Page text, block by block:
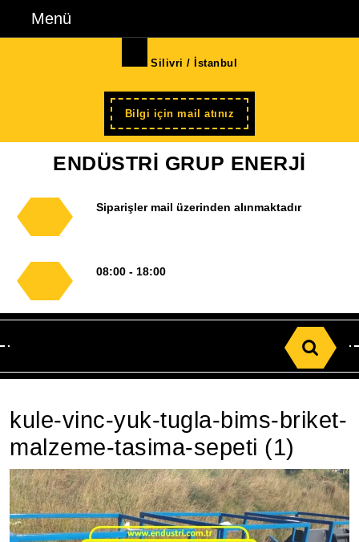
Menü
Silivri / İstanbul
Bilgi için mail atınız Şimdi
kayıt
ENDÜSTRİ GRUP ENERJİ
Siparişler mail üzerinden alınmaktadır
08:00 - 18:00
for:
kule-vinc-yuk-tugla-bims-briket-
malzeme-tasima-sepeti (1)